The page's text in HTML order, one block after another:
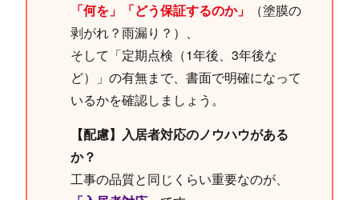
「何を」「どう保証するのか」
（塗膜の
剥がれ？雨漏り？）、
そして「定期点検（1年後、3年後な
ど）」の有無まで、書面で明確になって
いるかを確認しましょう。
【配慮】入居者対応のノウハウがある
か？
工事の品質と同じくらい重要なのが、